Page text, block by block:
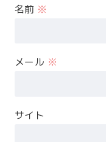
名前 ※
メール ※
サイト